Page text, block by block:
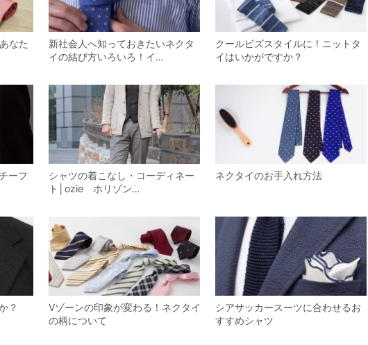
なた
新社会人へ知っておきたいネクタ
イの結び方いろいろ！イ…
クールビズスタイルに！ニットタ
イはいかがですか？
ーフ
シャツの着こなし・コーディネー
ト│ozie ホリゾン…
ネクタイのお手入れ方法
？
Vゾーンの印象が変わる！ネクタイ
の柄について
シアサッカースーツに合わせるお
すすめシャツ